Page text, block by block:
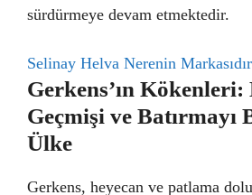
sürdürmeye devam etmektedir.
Selinay Helva Nerenin
Gerkens’ın
Geçmişi ve Batırmayı
Ülke
Gerkens, heyecan ve patlama